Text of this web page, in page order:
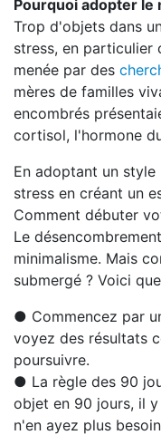
Pourquoi adopter le
Trop d'objets dans
stress, en particulier
menée par des
mères de familles
encombrés
cortisol, l'hormone
En adoptant un
stress en créant un
Comment débuter
Le
minimalisme. Mais
submergé ? Voici
● Commencez par
voyez des résultats
poursuivre.
● La règle des 90
objet en 90 jours, il
n'en ayez plus